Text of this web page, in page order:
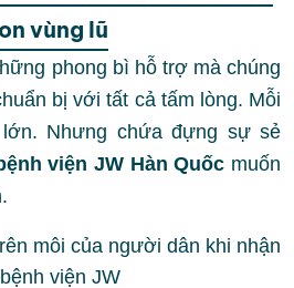
vùng lũ
phong bì hỗ trợ mà chúng
bị với tất cả tấm lòng. Mỗi
Nhưng chứa đựng sự sẻ
viện JW Hàn Quốc muốn